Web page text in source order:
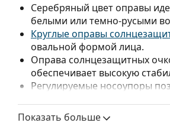
Серебряный цвет оправы
белыми или темно-русыми
Круглые оправы
овальной формой лица.
Оправа солнцезащитных
обеспечивает высокую
Регулируемые носоупоры
опытным оптиком, чтобы
Показать больше